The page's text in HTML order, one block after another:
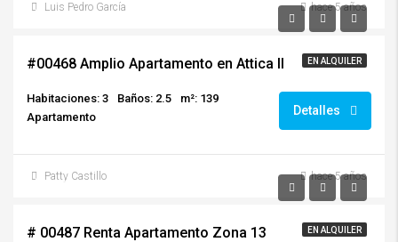
Luis Pedro García hace 5 años
EN ALQUILER
#00468 Amplio Apartamento en Attica II
Habitaciones: 3 Baños: 2.5
m²: 139
Apartamento
Detalles
Patty Castillo hace 5 años
EN ALQUILER
$825.00
# 00487 Renta Apartamento Zona 13